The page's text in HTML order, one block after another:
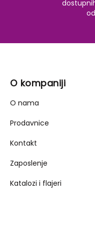
O kompaniji
O nama
Prodavnice
Kontakt
Zaposlenje
Katalozi i flajeri